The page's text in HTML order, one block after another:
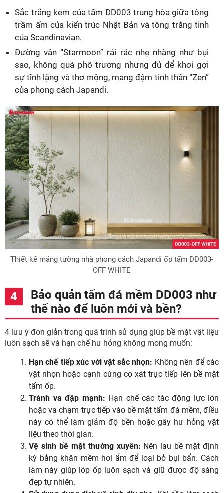
Sắc trắng kem của tấm DD003 trung hòa giữa tông
trầm ấm của kiến trúc Nhật Bản và tông trắng tinh
của Scandinavian.
Đường vân “Starmoon” rải rác nhẹ nhàng như bụi
sao, không quá phô trương nhưng đủ để khơi gợi
sự tĩnh lặng và thơ mộng, mang đậm tinh thần “Zen”
của phong cách Japandi.
Thiết kế mảng tường nhà phong cách Japandi ốp tấm DD003-
OFF WHITE
Bảo quản tấm đá mềm DD003 như
thế nào để luôn mới và bền?
4 lưu ý đơn giản trong quá trình sử dụng giúp bề mặt vật liệu
luôn sạch sẽ và hạn chế hư hỏng không mong muốn:
Hạn chế tiếp xúc với vật sắc nhọn: Không nên để các
vật nhọn hoặc cạnh cứng cọ xát trực tiếp lên bề mặt
tấm ốp.
Tránh va đập mạnh: Hạn chế các tác động lực lớn
hoặc va chạm trực tiếp vào bề mặt tấm đá mềm, điều
này có thể làm giảm độ bền hoặc gây hư hỏng vật
liệu theo thời gian.
Vệ sinh bề mặt thường xuyên: Nên lau bề mặt định
kỳ bằng khăn mềm hơi ẩm để loại bỏ bụi bẩn. Cách
làm này giúp lớp ốp luôn sạch và giữ được độ sáng
đẹp tự nhiên.